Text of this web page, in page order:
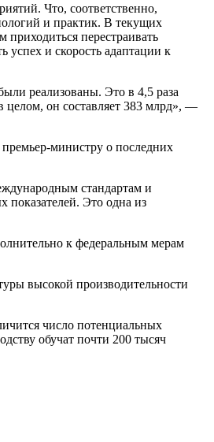
Что, соответственно,
и практик. В текущих
перестраивать
успех и скорость адаптации к
реализованы. Это в 4,5 раза
целом, он составляет 383 млрд», —
премьер-министру о последних
стандартам и
Это одна из
к федеральным мерам
высокой производительности
число потенциальных
обучат почти 200 тысяч